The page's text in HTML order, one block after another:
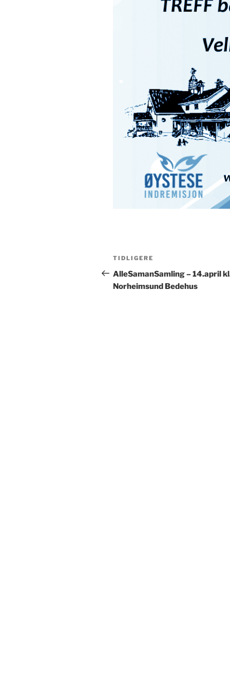
Innleggsnavigasjon
Forrige
innlegg
TIDLIGERE
AlleSamanSamling – 14.april
Norheimsund Bedehus